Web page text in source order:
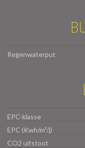
Regenwaterput
EPC-klasse
EPC (Kwh/m²/j)
CO2 uitstoot